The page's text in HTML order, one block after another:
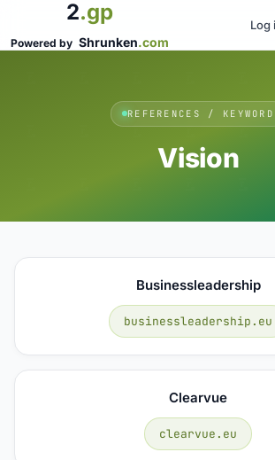
2.gp
Powered by Shrunken.com
Log
REFERENCES / KEYWORD
Vision
Businessleadership
businessleadership.eu
Clearvue
clearvue.eu